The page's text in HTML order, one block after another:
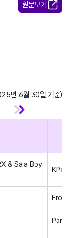
원문보기
년 6월 30일 기준)
& Saja Boy